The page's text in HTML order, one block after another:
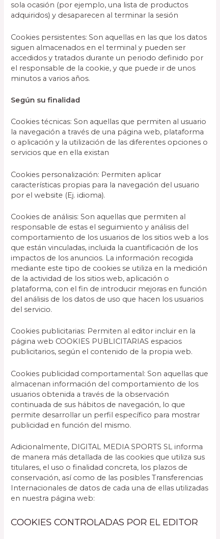
sola ocasión (por ejemplo, una lista de productos
adquiridos) y desaparecen al terminar la sesión
Cookies persistentes: Son aquellas en las que los datos
siguen almacenados en el terminal y pueden ser
accedidos y tratados durante un periodo definido por
el responsable de la cookie, y que puede ir de unos
minutos a varios años.
Según su finalidad
Cookies técnicas: Son aquellas que permiten al usuario
la navegación a través de una página web, plataforma
o aplicación y la utilización de las diferentes opciones o
servicios que en ella existan
Cookies personalización: Permiten aplicar
características propias para la navegación del usuario
por el website (Ej. idioma).
Cookies de análisis: Son aquellas que permiten al
responsable de estas el seguimiento y análisis del
comportamiento de los usuarios de los sitios web a los
que están vinculadas, incluida la cuantificación de los
impactos de los anuncios. La información recogida
mediante este tipo de cookies se utiliza en la medición
de la actividad de los sitios web, aplicación o
plataforma, con el fin de introducir mejoras en función
del análisis de los datos de uso que hacen los usuarios
del servicio.
Cookies publicitarias: Permiten al editor incluir en la
página web COOKIES PUBLICITARIAS espacios
publicitarios, según el contenido de la propia web.
Cookies publicidad comportamental: Son aquellas que
almacenan información del comportamiento de los
usuarios obtenida a través de la observación
continuada de sus hábitos de navegación, lo que
permite desarrollar un perfil específico para mostrar
publicidad en función del mismo.
Adicionalmente, DIGITAL MEDIA SPORTS SL informa
de manera más detallada de las cookies que utiliza sus
titulares, el uso o finalidad concreta, los plazos de
conservación, así como de las posibles Transferencias
Internacionales de datos de cada una de ellas utilizadas
en nuestra página web:
COOKIES CONTROLADAS POR EL EDITOR